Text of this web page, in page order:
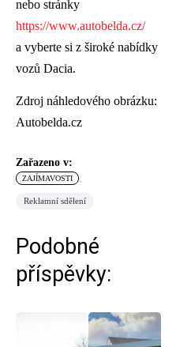
nebo stránky
https://www.autobelda.cz/
a vyberte si z široké nabídky
vozů Dacia.
Zdroj náhledového obrázku:
Autobelda.cz
Zařazeno v:
ZAJÍMAVOSTI
Reklamní sdělení
Podobné
příspěvky: